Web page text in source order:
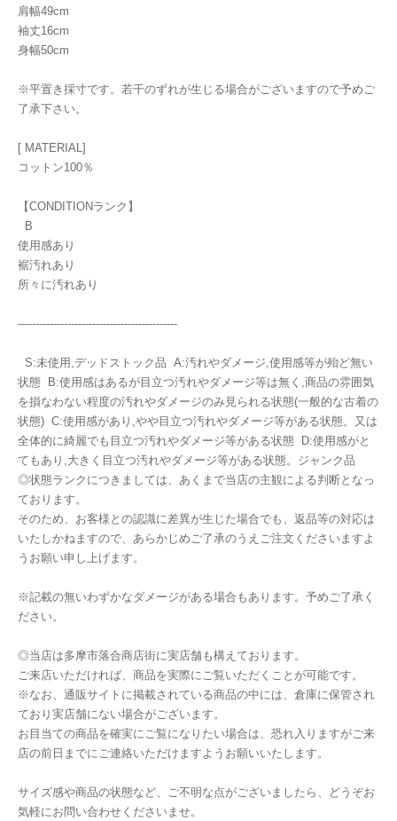
肩幅49cm
袖丈16cm
身幅50cm
※平置き採寸です。若干のずれが生じる場合がございますので予めご
了承下さい。
[ MATERIAL]
コットン100％
【CONDITIONランク】
B
使用感あり
裾汚れあり
所々に汚れあり
---------------------------------------------
S:未使用,デッドストック品 A:汚れやダメージ,使用感等が殆ど無い
状態 B:使用感はあるが目立つ汚れやダメージ等は無く,商品の雰囲気
を損なわない程度の汚れやダメージのみ見られる状態(一般的な古着の
状態) C:使用感があり,やや目立つ汚れやダメージ等がある状態。又は
全体的に綺麗でも目立つ汚れやダメージ等がある状態 D:使用感がと
てもあり,大きく目立つ汚れやダメージ等がある状態。ジャンク品
◎状態ランクにつきましては、あくまで当店の主観による判断となっ
ております。
そのため、お客様との認識に差異が生じた場合でも、返品等の対応は
いたしかねますので、あらかじめご了承のうえご注文くださいますよ
うお願い申し上げます。
※記載の無いわずかなダメージがある場合もあります。予めご了承く
ださい。
◎当店は多摩市落合商店街に実店舗も構えております。
ご来店いただければ、商品を実際にご覧いただくことが可能です。
※なお、通販サイトに掲載されている商品の中には、倉庫に保管され
ており実店舗にない場合がございます。
お目当ての商品を確実にご覧になりたい場合は、恐れ入りますがご来
店の前日までにご連絡いただけますようお願いいたします。
サイズ感や商品の状態など、ご不明な点がございましたら、どうぞお
気軽にお問い合わせくださいませ。